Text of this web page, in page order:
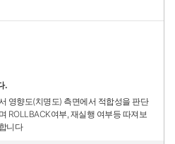
.
영향도(치명도) 측면에서 적합성을 판단
ROLLBACK여부, 재실행 여부등 따져보
니다